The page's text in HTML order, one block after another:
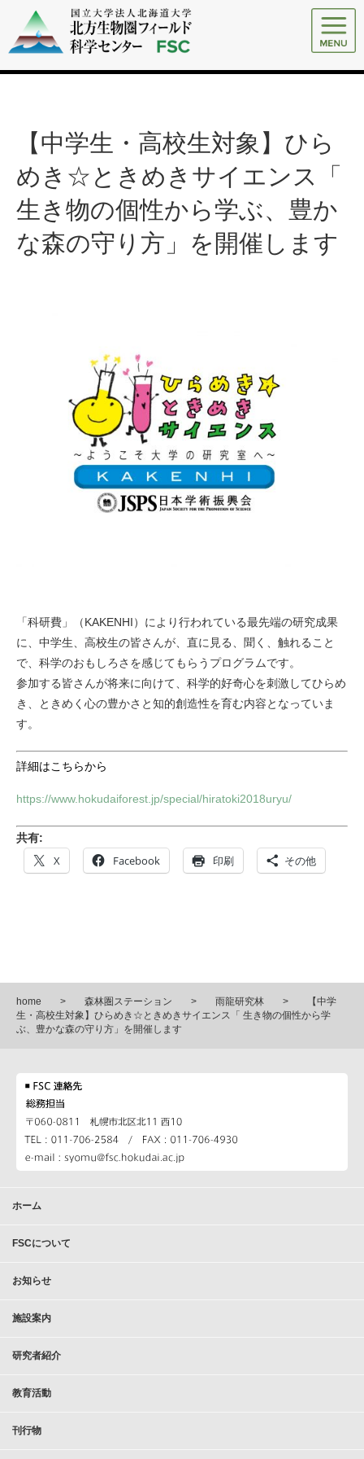
【中学生・高校生対象】ひら
めき☆ときめきサイエンス「
生き物の個性から学ぶ、豊か
な森の守り方」を開催します
「科研費」（KAKENHI）により行われている最先端の研究成果
に、中学生、高校生の皆さんが、直に見る、聞く、触れること
で、科学のおもしろさを感じてもらうプログラムです。
参加する皆さんが将来に向けて、科学的好奇心を刺激してひらめ
き、ときめく心の豊かさと知的創造性を育む内容となっていま
す。
詳細はこちらから
https://www.hokudaiforest.jp/special/hiratoki2018uryu/
共有:
X Facebook 印刷 その他
home 森林圏ステーション 雨龍研究林
【中学
生・高校生対象】ひらめき☆ときめきサイエンス「 生き物の個性から学
ぶ、豊かな森の守り方」を開催します
ホーム
FSCについて
お知らせ
施設案内
研究者紹介
教育活動
刊行物